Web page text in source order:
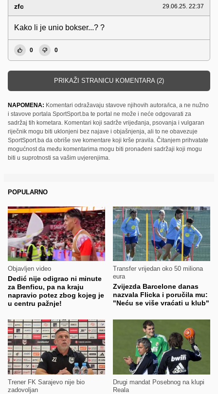
zfc 29.06.25. 22:37
Kako li je unio bokser...? ?
0 0
PRIKAŽI STRANICU KOMENTARA (2)
NAPOMENA: Komentari odražavaju stavove njihovih autora/ica, a ne nužno
i stavove portala SportSport.ba te portal ne može i neće odgovarati za
sadržaj tih kometara. Komentari koji sadrže vrijeđanja, psovanja i vulgaran
riječnik mogu biti uklonjeni bez najave i objašnjenja, ali to ne obavezuje
SportSport.ba da obriše sve komentare koji krše pravila. Čitanjem prihvatate
mogućnost da među komentarima mogu biti pronađeni sadržaji koji mogu
biti u suprotnosti sa vašim uvjerenjima.
POPULARNO
Objavljen video
Dedić nije odigrao ni minute
za Benficu, pa na kraju
napravio potez zbog kojeg je
u centru pažnje!
Transfer vrijedan oko 50 miliona
eura
Zvijezda Barcelone danas
nazvala Flicka i poručila mu:
"Neću se više vraćati u klub"
Trener FK Sarajevo nije bio
zadovoljan
Drugi mandat Posebnog na klupi
Reala